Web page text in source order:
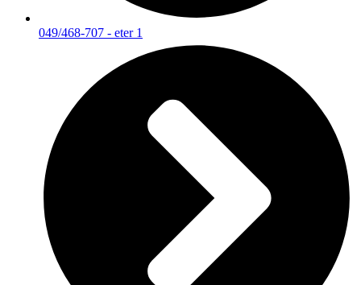
049/468-707 - eter 1